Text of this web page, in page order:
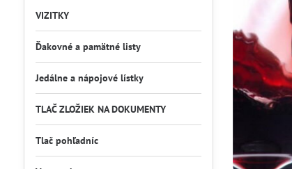
VIZITKY
Ďakovné a pamätné listy
Jedálne a nápojové lístky
TLAČ ZLOŽIEK NA DOKUMENTY
Tlač pohľadníc